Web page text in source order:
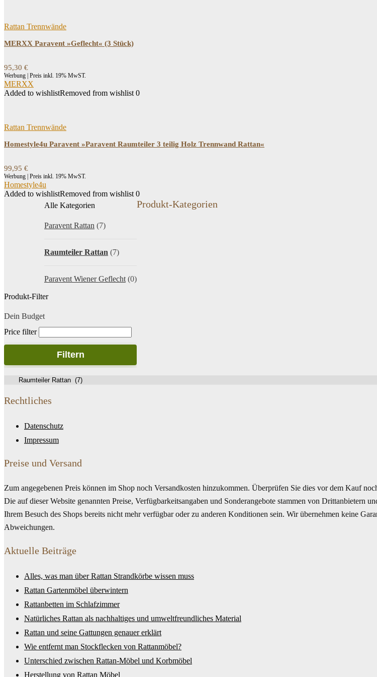
Rattan Trennwände
MERXX Paravent »Geflecht« (3 Stück)
95,30 €
Werbung | Preis inkl. 19% MwST.
MERXX
Added to wishlistRemoved from wishlist 0
Rattan Trennwände
Homestyle4u Paravent »Paravent Raumteiler 3 teilig Holz Trennwand Rattan«
99,95 €
Werbung | Preis inkl. 19% MwST.
Homestyle4u
Added to wishlistRemoved from wishlist 0
Alle Kategorien
Paravent Rattan (7)
Raumteiler Rattan (7)
Paravent Wiener Geflecht (0)
Produkt-Filter
Dein Budget
Price filter
Filtern
Produkt-Kategorien
Rechtliches
Datenschutz
Impressum
Preise und Versand
Zum angegebenen Preis können im Shop noch Versandkosten hinzukommen. Überprüfen Sie dies vor dem Kauf
Die auf dieser Website genannten Preise, Verfügbarkeitsangaben und Sonderangebote stammen von Drittanbietern
Ihrem Besuch des Shops bereits nicht mehr verfügbar oder zu anderen Konditionen sein. Wir übernehmen keine
Abweichungen.
Aktuelle Beiträge
Alles, was man über Rattan Strandkörbe wissen muss
Rattan Gartenmöbel überwintern
Rattanbetten im Schlafzimmer
Natürliches Rattan als nachhaltiges und umweltfreundliches Material
Rattan und seine Gattungen genauer erklärt
Wie entfernt man Stockflecken von Rattanmöbel?
Unterschied zwischen Rattan-Möbel und Korbmöbel
Herstellung von Rattan Möbel